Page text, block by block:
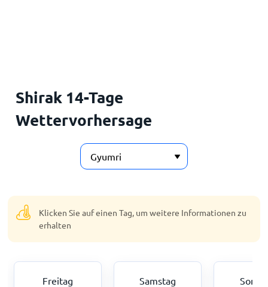
Shirak 14-Tage
Wettervorhersage
Klicken Sie auf einen Tag, um weitere Informationen zu
erhalten
Freitag Samstag